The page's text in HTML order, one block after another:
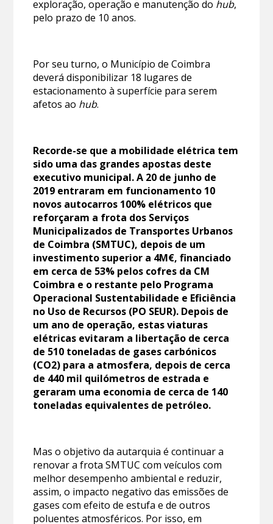
exploração, operação e manutenção do hub,
pelo prazo de 10 anos.
Por seu turno, o Município de Coimbra
deverá disponibilizar 18 lugares de
estacionamento à superfície para serem
afetos ao hub.
Recorde-se que a mobilidade elétrica tem
sido uma das grandes apostas deste
executivo municipal. A 20 de junho de
2019 entraram em funcionamento 10
novos autocarros 100% elétricos que
reforçaram a frota dos Serviços
Municipalizados de Transportes Urbanos
de Coimbra (SMTUC), depois de um
investimento superior a 4M€, financiado
em cerca de 53% pelos cofres da CM
Coimbra e o restante pelo Programa
Operacional Sustentabilidade e Eficiência
no Uso de Recursos (PO SEUR). Depois de
um ano de operação, estas viaturas
elétricas evitaram a libertação de cerca
de 510 toneladas de gases carbónicos
(CO2) para a atmosfera, depois de cerca
de 440 mil quilómetros de estrada e
geraram uma economia de cerca de 140
toneladas equivalentes de petróleo.
Mas o objetivo da autarquia é continuar a
renovar a frota SMTUC com veículos com
melhor desempenho ambiental e reduzir,
assim, o impacto negativo das emissões de
gases com efeito de estufa e de outros
poluentes atmosféricos. Por isso, em